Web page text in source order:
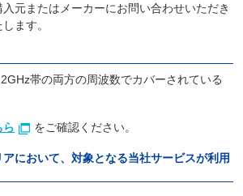
元またはメーカーにお問い合わせいただき
ます。
帯の両方の周波数でカバーされている
ら をご確認ください。
において、対象となる当社サービスが利用